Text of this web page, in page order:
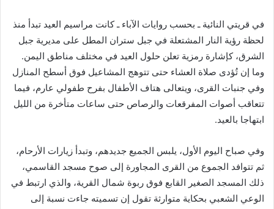
في قريتي النائية ـ بحسب روايات الآباء ـ كانت مراسيم العيد تبدأ منذ
لحظة رؤية النار المشتعلة في جبل ستران المطل على مديرية جبل
الشرق، كإشارة رمزية تعلن حلول العيد في مختلف مناطق اليمن.
وما إن تُؤدى صلاة العشاء حتى تتوهج المشاعيل فوق أسطح المنازل
وفي جنبات القرى، ويتعالى هتاف الأطفال بفرح طفولي عارم، فيما
تتعاقب أصوات المفرقعات والرصاص حتى ساعات متأخرة من الليل
ابتهاجا بالعيد.
وفي صباح اليوم الأول، يلبس الجميع جديدهم، وتبدأ زيارات الأرحام،
ثم تتوافد الجموع من القرى المجاورة إلى صوح مسجد القاسمي،
ذلك المسجد الصغير القابع فوق ربوة شمال القرية، والذي ارتبط في
الوعي الشعبي بحكاية متوارثة تقول إن تسميته جاءت نسبة إلى